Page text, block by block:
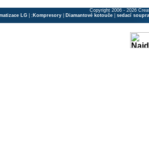
Copyright 2006 - 2026
LG | ; Kompresory Diamantové kotouče sedací